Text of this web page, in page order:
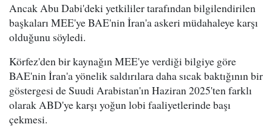
Ancak Abu Dabi'deki yetkililer tarafından bilgilendirilen
başkaları MEE'ye BAE'nin İran'a askeri müdahaleye karşı
olduğunu söyledi.
Körfez'den bir kaynağın MEE'ye verdiği bilgiye göre
BAE'nin İran'a yönelik saldırılara daha sıcak baktığının bir
göstergesi de Suudi Arabistan'ın Haziran 2025'ten farklı
olarak ABD'ye karşı yoğun lobi faaliyetlerinde başı
çekmesi.